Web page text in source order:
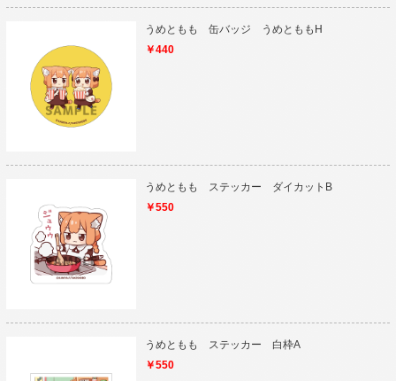
うめともも 缶バッジ うめとももH
￥440
うめともも ステッカー ダイカットB
￥550
うめともも ステッカー 白枠A
￥550